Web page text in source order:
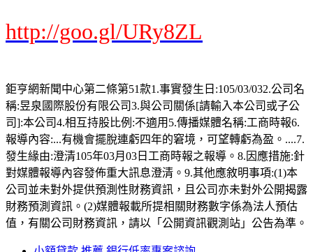
http://goo.gl/URy8ZL
鉅亨網新聞中心第二條第51款1.事實發生日:105/03/032.公司名
稱:昱泉國際股份有限公司3.與公司關係[請輸入本公司或子公
司]:本公司4.相互持股比例:不適用5.傳播媒體名稱:工商時報6.
報導內容:...有機會擺脫連虧四年的窘境，可望轉虧為盈。....7.
發生緣由:澄清105年03月03日工商時報之報導。8.因應措施:針
對媒體報導內容發佈重大訊息澄清。9.其他應敘明事項:(1)本
公司並未對外提供預測性財務資訊，且公司亦未對外公開揭露
財務預測資訊。(2)媒體報載所提相關財務數字係為法人預估
值，有關公司財務資訊，請以「公開資訊觀測站」公告為準。